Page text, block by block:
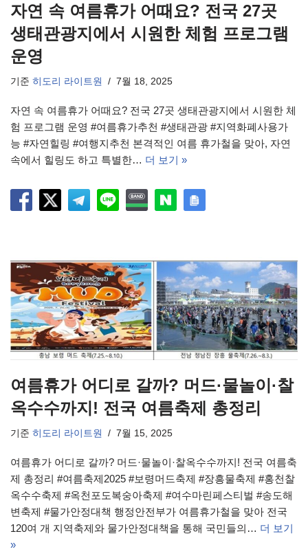
자연 속 여름휴가 어때요? 전국 27곳
생태관광지에서 시원한 체험 프로그램
운영
기준 히도리 라이트원 7월 18, 2025
자연 속 여름휴가 어때요? 전국 27곳 생태관광지에서 시원한 체
험 프로그램 운영 #여름휴가추천 #생태관광 #지역화폐사용가
능 #자연힐링 #여행지추천 본격적인 여름 휴가철을 맞아, 자연
속에서 힐링도 하고 특별한… 더 보기 »
여름휴가 어디로 갈까? 머드·물놀이·찰
옥수수까지! 전국 여름축제 총정리
기준 히도리 라이트원 7월 15, 2025
여름휴가 어디로 갈까? 머드·물놀이·찰옥수수까지! 전국 여름축
제 총정리 #여름축제2025 #보령머드축제 #장흥물축제 #홍천찰
옥수수축제 #옥천포도복숭아축제 #여수마린페스티벌 #송도해
변축제 #물가안정대책 행정안전부가 여름휴가철을 맞아 전국
120여 개 지역축제와 물가안정대책을 통해 국민들의… 더 보기
»